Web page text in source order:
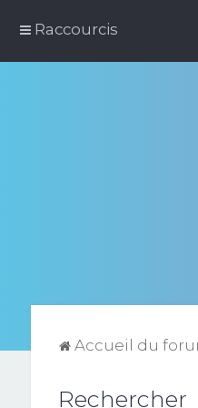
Raccourcis
Accueil du
Rechercher